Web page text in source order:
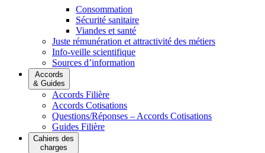
Consommation
Sécurité sanitaire
Viandes et santé
Juste rémunération et attractivité des métiers
Info-veille scientifique
Sources d’information
Accords
& Guides
Accords Filière
Accords Cotisations
Questions/Réponses – Accords Cotisations
Guides Filière
Cahiers des
charges